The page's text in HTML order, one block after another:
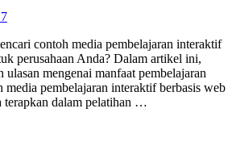
contoh media pembelajaran interaktif
perusahaan Anda? Dalam artikel ini,
ulasan mengenai manfaat pembelajaran
media pembelajaran interaktif berbasis web
terapkan dalam pelatihan …